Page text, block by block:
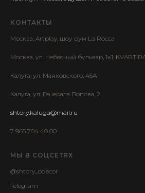
КОНТАКТЫ
Москва, Artplay, шоу рум La Rocca
Москва, ул. Небесный бульвар, 1к1,
Калуга, ул. Маяковского, 45А
Калуга, ул. Генерала Попова, 2
shtory.kaluga@mail.ru
7 965 704 40 00
МЫ В СОЦСЕТЯХ
@shtory_odecor
Telegram